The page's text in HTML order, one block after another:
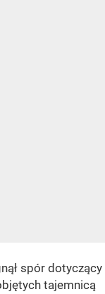
spór dotyczący
tajemnicą